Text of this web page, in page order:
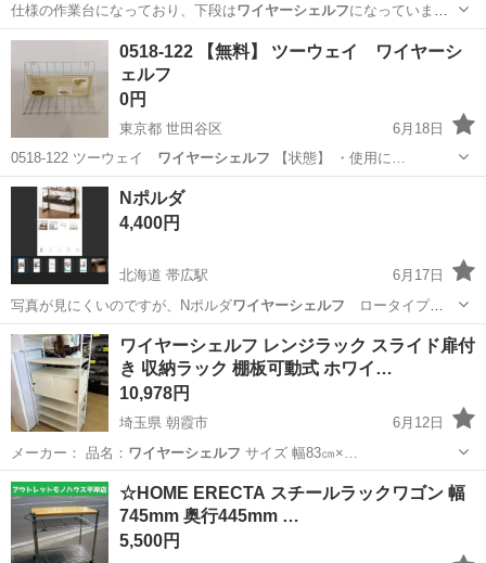
仕様の作業台になっており、下段はワイヤーシェルフになっていま
す。 🧑‍💼サイズ…
愛知 岡崎市 その他 エレクター
0518-122 【無料】 ツーウェイ ワイヤーシ
ェルフ
0円
東京都 世田谷区
6月18日
0518-122 ツーウェイ ワイヤーシェルフ 【状態】 ・使用に…
東京 世田谷区 家具
Nポルダ
4,400円
北海道 帯広駅
6月17日
写真が見にくいのですが、Nポルダワイヤーシェルフ ロータイプ
80cmです 詳細…
北海道 帯広市 帯広駅
ワイヤーシェルフ レンジラック スライド扉付
き 収納ラック 棚板可動式 ホワイ…
10,978円
埼玉県 朝霞市
6月12日
メーカー： 品名： ワイヤーシェルフ サイズ 幅83㎝×…
埼玉 朝霞市
☆HOME ERECTA スチールラックワゴン 幅
745mm 奥行445mm …
5,500円